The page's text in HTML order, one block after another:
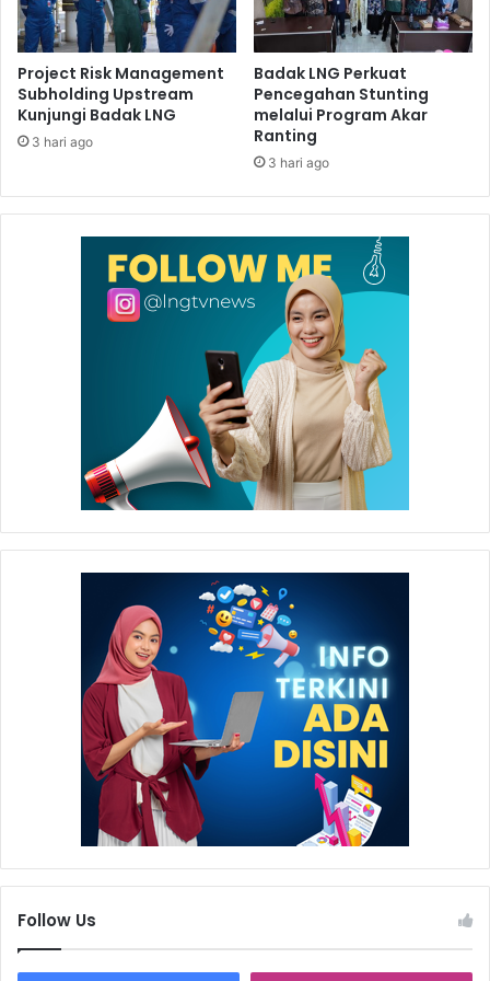
CSR Commitment 2026 yang diberikan kepada President
Director & CEO Badak LNG, Achmad Khoiruddin.
Predikat Corporate Level Star 5 diberikan kepada
perusahaan yang dinilai memiliki sistem, kebijakan, dan
pelaksanaan CSR pada level ekselen atau luar biasa, serta
menunjukkan keselarasan antara inisiatif CSR dan strategi
pertumbuhan bisnis yang berkelanjutan.
Penghargaan bergengsi tersebut diterima langsung oleh
Deputy Director Sustainability Badak LNG, Mohamad
Farouk Riza. Dalam kesempatan tersebut, ia
menyampaikan rasa syukur sekaligus apresiasi kepada
seluruh pihak yang terlibat.
Project Risk Management
Subholding Upstream
Kunjungi Badak LNG
3 hari ago
Badak LNG Perkuat
Pencegahan Stunting
melalui Program Akar
Ranting
3 hari ago
Follow Us